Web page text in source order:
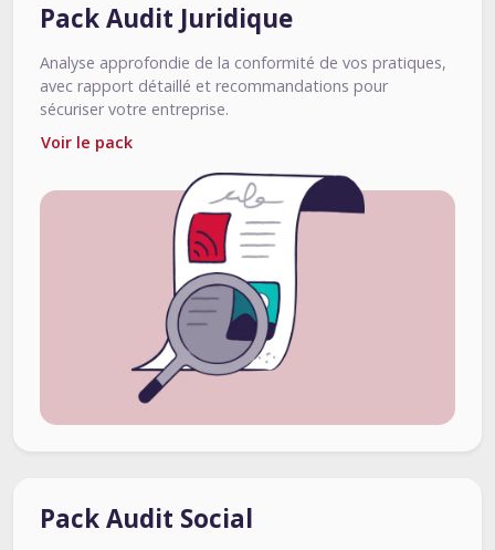
Pack Audit Juridique
Analyse approfondie de la conformité de vos pratiques,
avec rapport détaillé et recommandations pour
sécuriser votre entreprise.
Voir le pack
Pack Audit Social